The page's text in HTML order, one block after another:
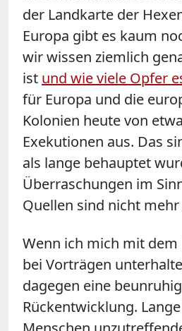
der Landkarte der
Europa gibt es kaum
wir wissen ziemlich
ist und wie viele Opfer
für Europa und die
Kolonien heute von
Exekutionen aus. Das
als lange behauptet
Überraschungen im
Quellen sind nicht
Wenn ich mich mit
bei Vorträgen
dagegen eine
Rückentwicklung.